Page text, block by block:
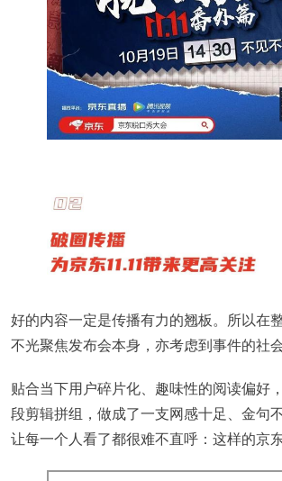
好的内容一定是传播有力的翘板。所以在
不光聚焦发布会本身，亦考虑到事件的社会
贴合当下用户碎片化、趣味性的阅读偏好
段剪辑拼组，做成了一支网感十足、金句
让每一个人看了都很难不直呼：这样的京